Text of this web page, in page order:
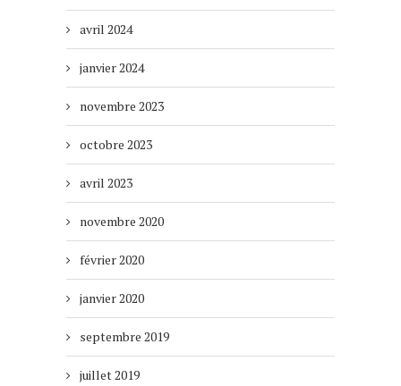
avril 2024
janvier 2024
novembre 2023
octobre 2023
avril 2023
novembre 2020
février 2020
janvier 2020
septembre 2019
juillet 2019